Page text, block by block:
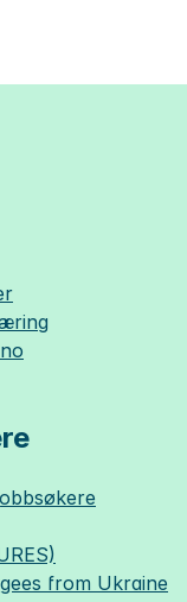
from Ukraine